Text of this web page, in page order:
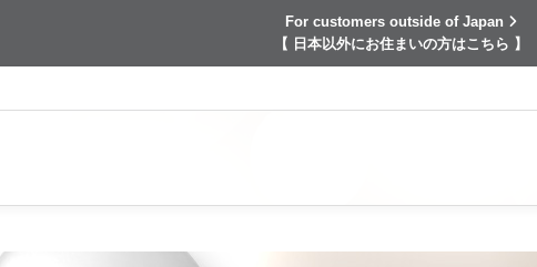
For customers outside of Japan
【 日本以外にお住まいの方はこちら 】